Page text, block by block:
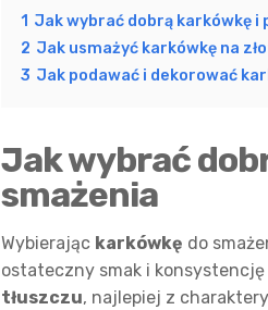
1 Jak wybrać dobrą karkówkę i
2 Jak usmażyć karkówkę na
3 Jak podawać i dekorować
Jak wybrać
smażenia
Wybierając karkówkę do
ostateczny smak i
tłuszczu, najlepiej z